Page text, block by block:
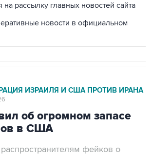
на рассылку главных новостей сайта
новости в официальном
ИЗРАИЛЯ И США ПРОТИВ ИРАНА
об огромном запасе
в США
фейков о